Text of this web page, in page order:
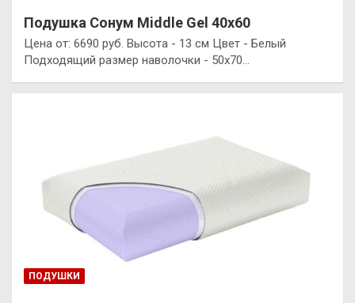
Подушка Сонум Middle Gel 40х60
Цена от: 6690 руб. Высота - 13 см Цвет - Белый
Подходящий размер наволочки - 50x70…
ПОДУШКИ